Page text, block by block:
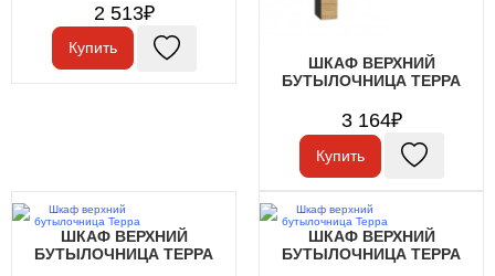
2 513₽
Купить
ШКАФ ВЕРХНИЙ
БУТЫЛОЧНИЦА ТЕРРА
3 164₽
Купить
ШКАФ ВЕРХНИЙ
БУТЫЛОЧНИЦА ТЕРРА
ШКАФ ВЕРХНИЙ
БУТЫЛОЧНИЦА ТЕРРА